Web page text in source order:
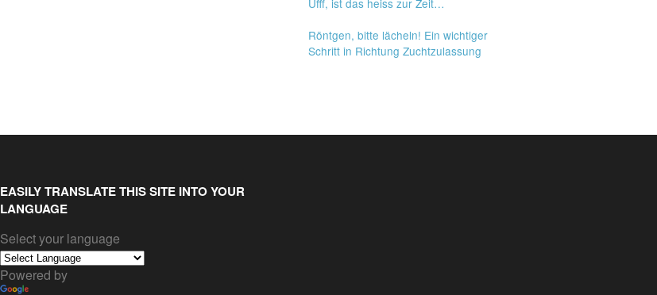
Ufff, ist das heiss zur Zeit…
Röntgen, bitte lächeln! Ein wichtiger
Schritt in Richtung Zuchtzulassung
EASILY TRANSLATE THIS SITE INTO YOUR
LANGUAGE
Select your language
Powered by